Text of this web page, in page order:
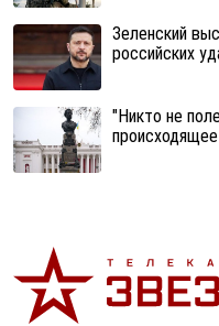
Зеленский
российских
"Никто не